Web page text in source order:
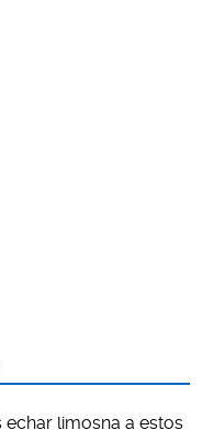
limosna a estos